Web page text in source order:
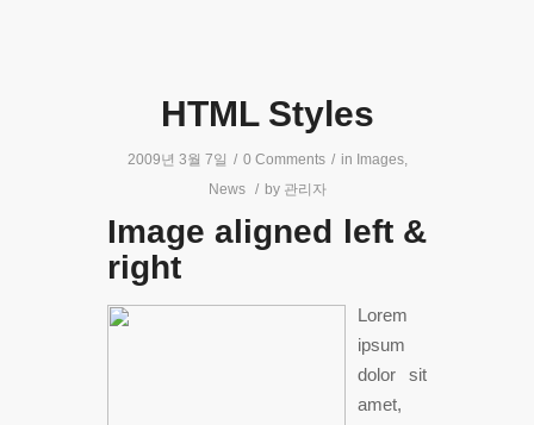
HTML Styles
2009년 3월 7일 / 0 Comments / in Images,
News
/ by 관리자
Image aligned left &
right
Lorem
ipsum
dolor sit
amet,